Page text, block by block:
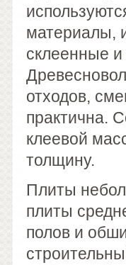
материалы,
склеенные
отходов,
практична.
клеевой
толщину.
Плиты
плиты
полов и